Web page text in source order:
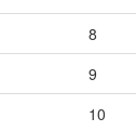
8
9
10